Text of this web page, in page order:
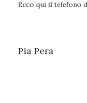
Ecco qui il telefono
Pia Pera